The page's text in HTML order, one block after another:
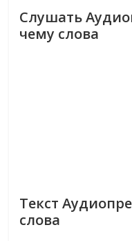
Слушать
чему слова
Текст
слова